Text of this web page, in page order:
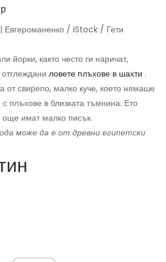
Евгероманенко / iStock / Гети
йорки, както често ги наричат,
ловете плъхове в шахти .
от свирепо, малко куче, което нямаше
плъхове в близката тъмнина. Ето
имат малко писък.
може да е от древни египетски